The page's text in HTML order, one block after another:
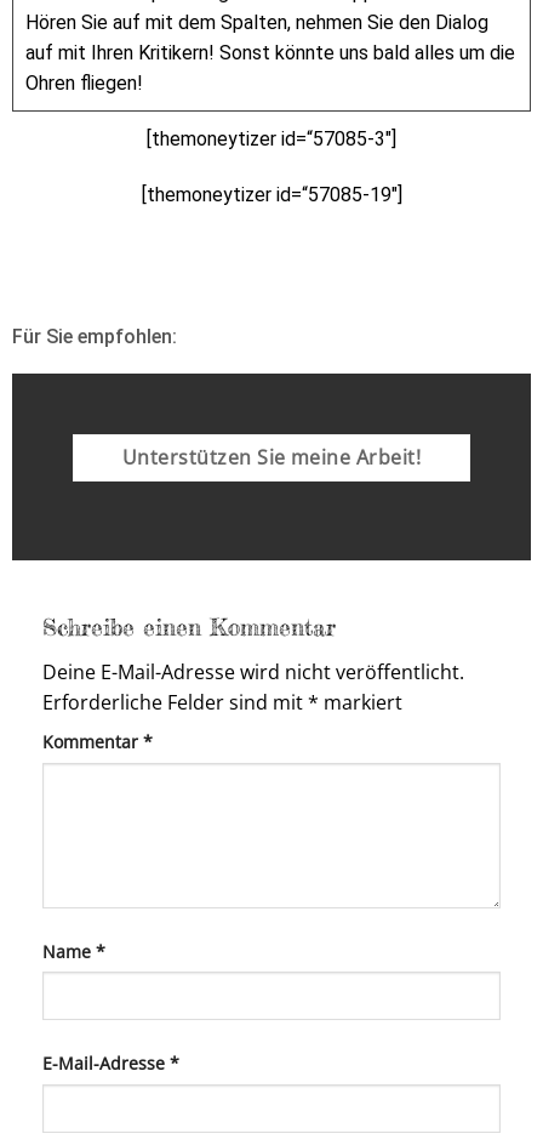
Hören Sie auf mit dem Spalten, nehmen Sie den Dialog
auf mit Ihren Kritikern! Sonst könnte uns bald alles um die
Ohren fliegen!
[themoneytizer id=“57085-3″]
[themoneytizer id=“57085-19″]
Für Sie empfohlen:
Unterstützen Sie meine Arbeit!
Schreibe einen Kommentar
Deine E-Mail-Adresse wird nicht veröffentlicht.
Erforderliche Felder sind mit* markiert
Kommentar *
Name *
E-Mail-Adresse *